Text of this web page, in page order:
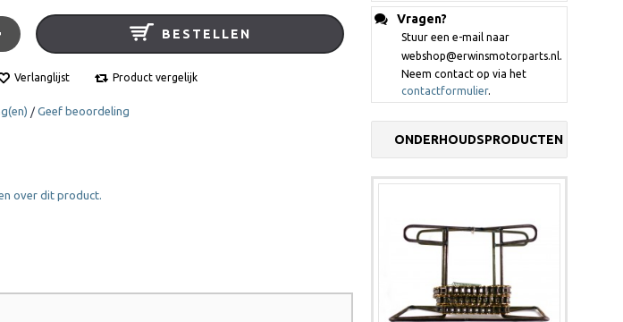
Vragen?
Stuur een e-mail naar
webshop@erwinsmotorparts.nl.
Neem contact op via het
contactformulier.
ONDERHOUDSPRODUCTEN
BESTELLEN
Verlanglijst Product vergelijk
/ Geef beoordeling
over dit product.